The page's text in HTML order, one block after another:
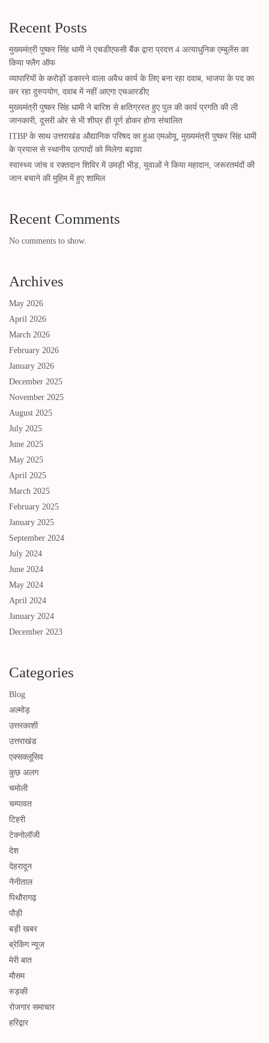
Recent Posts
मुख्यमंत्री पुष्कर सिंह धामी ने एचडीएफसी बैंक द्वारा प्रदत्त 4 अत्याधुनिक एम्बुलेंस का
किया फ्लैग ऑफ
व्यापारियों के करोड़ों डकारने वाला अवैध कार्य के लिए बना रहा दवाब, भाजपा के पद का
कर रहा दुरुपयोग, दवाब में नहीं आएगा एचआरडीए
मुख्यमंत्री पुष्कर सिंह धामी ने बारिश से क्षतिग्रस्त हुए पुल की कार्य प्रगति की ली
जानकारी, दूसरी ओर से भी शीघ्र ही पूर्ण होकर होगा संचालित
ITBP के साथ उत्तराखंड औद्यानिक परिषद का हुआ एमओयू, मुख्यमंत्री पुष्कर सिंह धामी
के प्रयास से स्थानीय उत्पादों को मिलेगा बढ़ावा
स्वास्थ्य जांच व रक्तदान शिविर में उमड़ी भीड़, युवाओं ने किया महादान, जरूरतमंदों की
जान बचाने की मुहिम में हुए शामिल
Recent Comments
No comments to show.
Archives
May 2026
April 2026
March 2026
February 2026
January 2026
December 2025
November 2025
August 2025
July 2025
June 2025
May 2025
April 2025
March 2025
February 2025
January 2025
September 2024
July 2024
June 2024
May 2024
April 2024
January 2024
December 2023
Categories
Blog
अल्मोड़
उत्तरकाशी
उत्तराखंड
एक्सक्लूसिव
कुछ अलग
चमोली
चम्पावत
टिहरी
टेक्नोलॉजी
देश
देहरादून
नैनीताल
पिथौरागढ़
पौड़ी
बड़ी खबर
ब्रेकिंग न्यूज
मेरी बात
मौसम
रुड़की
रोजगार समाचार
हरिद्वार